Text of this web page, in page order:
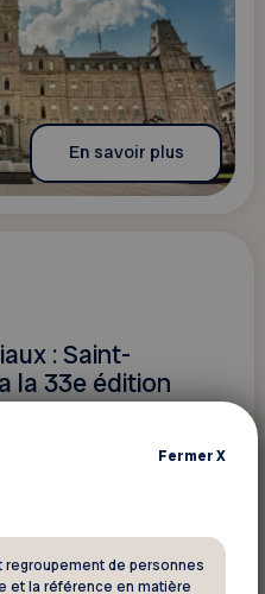
En savoir plus
: Saint-
la 33e édition
FermerX
regroupement de personnes
et la référence en matière